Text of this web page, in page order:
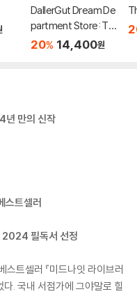
DallerGut Dream De
partment Store: Th
e Dream You Order
20% 14,400원
년 만의 신작
스트셀러
2024 필독서 선정
트셀러 『미드나잇 라이브러
다. 국내 서점가에 그야말로 힐